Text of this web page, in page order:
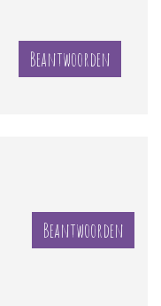
Beantwoorden
Beantwoorden